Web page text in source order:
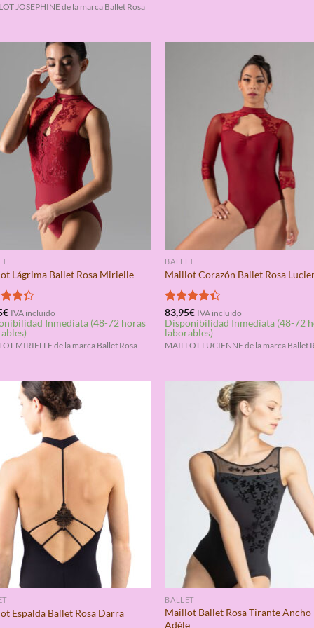
JOSEPHINE de la marca Ballet Rosa
Lágrima Ballet Rosa Mirielle
4.33
€ IVA incluido
Inmediata (48-72 horas
MIRIELLE de la marca Ballet Rosa
BALLET
Maillot Corazón Ballet Rosa
Valorado
con4.33
de 5
83,95€ IVA incluido
Disponibilidad Inmediata (48-72
laborables)
MAILLOT LUCIENNE de la marca Ballet
Espalda Ballet Rosa Darra
BALLET
Maillot Ballet Rosa Tirante Ancho
Adéle